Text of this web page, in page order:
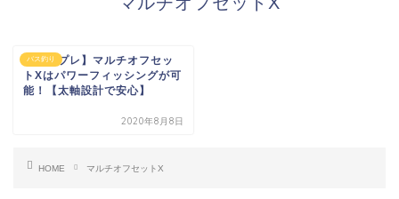
バス釣り
【インプレ】マルチオフセッ
トXはパワーフィッシングが可
能！【太軸設計で安心】
2020年8月8日
HOME マルチオフセットX